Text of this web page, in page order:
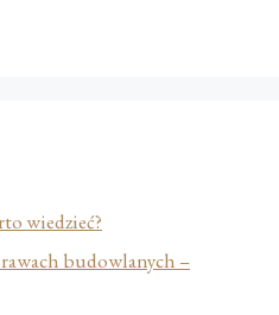
wiedzieć?
budowlanych –